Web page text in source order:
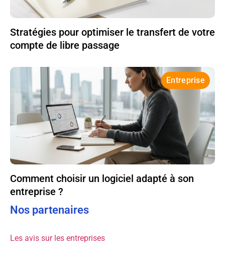
Stratégies pour optimiser le transfert de votre
compte de libre passage
Entreprise
Comment choisir un logiciel adapté à son
entreprise ?
Nos partenaires
Les avis sur les entreprises